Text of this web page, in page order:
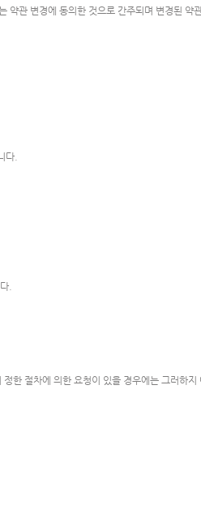
약관 변경에 동의한 것으로 간주되며 변경된 약
다.
.
한 절차에 의한 요청이 있을 경우에는 그러하지